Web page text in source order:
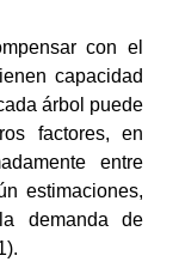
con el
capacidad
árbol puede
factores, en
entre
estimaciones,
demanda de